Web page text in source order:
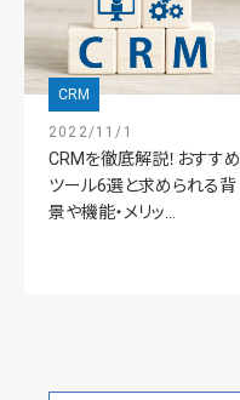
CRM
2022/11/1
CRMを徹底解説！おすすめ
ツール6選と求められる背
景や機能・メリッ...